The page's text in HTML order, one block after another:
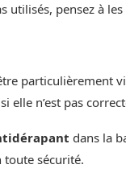
utilisés, pensez à
particulièrement
n’est pas
dans la
sécurité.